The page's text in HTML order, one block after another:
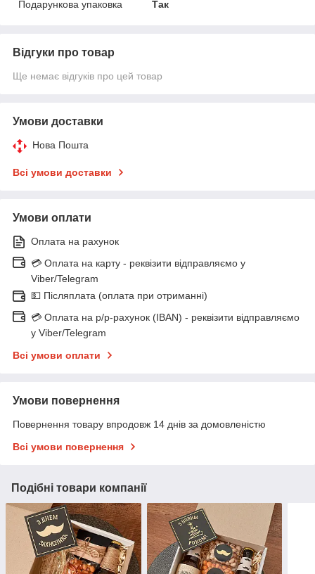
Подарункова упаковка
Так
Відгуки про товар
Ще немає відгуків про цей товар
Умови доставки
Нова Пошта
Всі умови доставки
Умови оплати
Оплата на рахунок
💳 Оплата на карту - реквізити відправляємо у
Viber/Telegram
💵 Післяплата (оплата при отриманні)
💳 Оплата на р/р-рахунок (IBAN) - реквізити відправляємо
у Viber/Telegram
Всі умови оплати
Умови повернення
Повернення товару впродовж 14 днів за домовленістю
Всі умови повернення
Подібні товари компанії